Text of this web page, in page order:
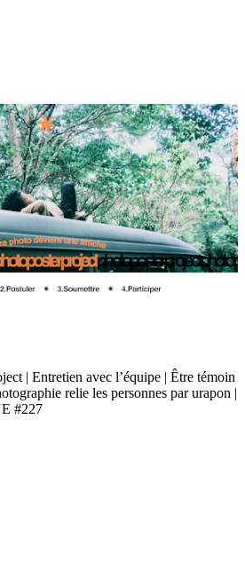
| Entretien avec l’équipe | Être témoin
relie les personnes par urapon |
#227